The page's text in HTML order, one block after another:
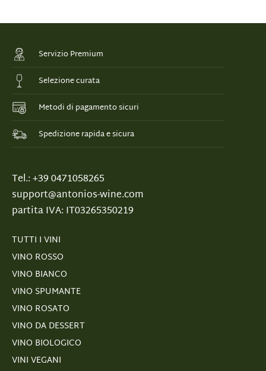
Servizio Premium
Selezione curata
Metodi di pagamento sicuri
Spedizione rapida e sicura
Tel.: +39 0471058265
support@antonios-wine.com
partita IVA: IT03265350219
TUTTI I VINI
VINO ROSSO
VINO BIANCO
VINO SPUMANTE
VINO ROSATO
VINO DA DESSERT
VINO BIOLOGICO
VINI VEGANI